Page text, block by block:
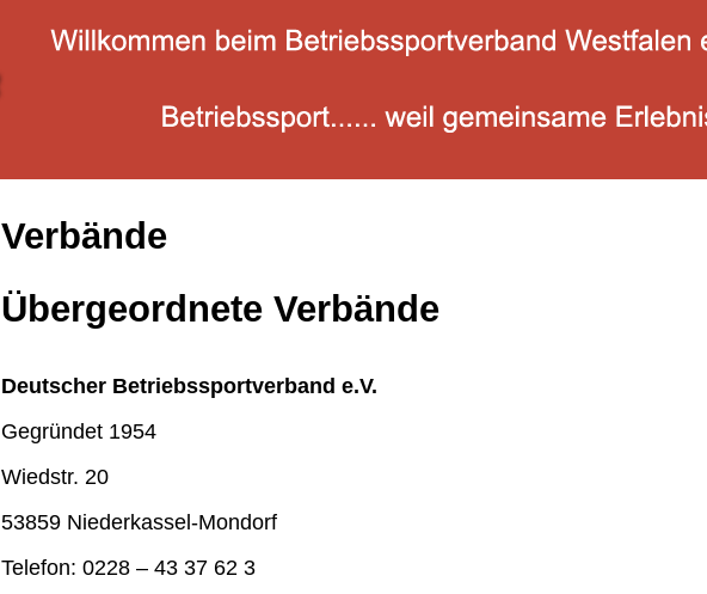
Verbände
Übergeordnete Verbände
Deutscher Betriebssportverband e.V.
Gegründet 1954
Wiedstr. 20
53859 Niederkassel-Mondorf
Telefon: 0228 – 43 37 62 3